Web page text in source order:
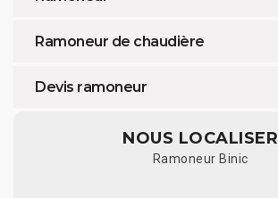
Ramoneur de chaudière
Devis ramoneur
NOUS LOCALISER
Ramoneur Binic